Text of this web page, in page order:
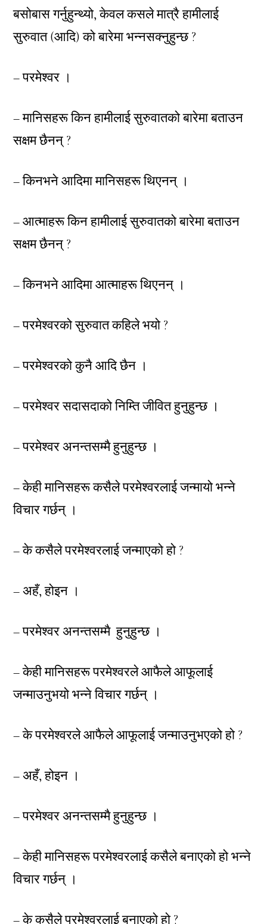
बसोबास गर्नुहुन्थ्यो, केवल कसले मात्रै हामीलाई
सुरुवात (आदि) को बारेमा भन्नसक्नुहुन्छ ?
– परमेश्वर ।
– मानिसहरू किन हामीलाई सुरुवातको बारेमा बताउन
सक्षम छैनन् ?
– किनभने आदिमा मानिसहरू थिएनन् ।
– आत्माहरू किन हामीलाई सुरुवातको बारेमा बताउन
सक्षम छैनन् ?
– किनभने आदिमा आत्माहरू थिएनन् ।
– परमेश्वरको सुरुवात कहिले भयो ?
– परमेश्वरको कुनै आदि छैन ।
– परमेश्वर सदासदाको निम्ति जीवित हुनुहुन्छ ।
– परमेश्वर अनन्तसम्मै हुनुहुन्छ ।
– केही मानिसहरू कसैले परमेश्वरलाई जन्मायो भन्ने
विचार गर्छन् ।
– के कसैले परमेश्वरलाई जन्माएको हो ?
– अहँ, होइन ।
– परमेश्वर अनन्तसम्मै हुनुहुन्छ ।
– केही मानिसहरू परमेश्वरले आफैले आफूलाई
जन्माउनुभयो भन्ने विचार गर्छन् ।
– के परमेश्वरले आफैले आफूलाई जन्माउनुभएको हो ?
– अहँ, होइन ।
– परमेश्वर अनन्तसम्मै हुनुहुन्छ ।
– केही मानिसहरू परमेश्वरलाई कसैले बनाएको हो भन्ने
विचार गर्छन् ।
– के कसैले परमेश्वरलाई बनाएको हो ?